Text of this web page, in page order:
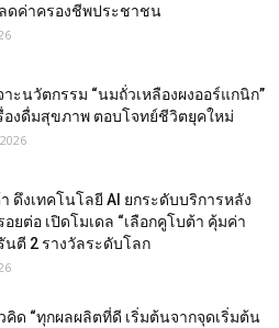
ดค่าครองชีพประชาชน
าะนวัตกรรม “นมถั่วเหลืองผงออร์แกนิก”
องดื่มสุขภาพ ตอบโจทย์ชีวิตยุคใหม่
ดึงเทคโนโลยี AI ยกระดับบริการหลัง
อยต่อ เปิดโมเดล “เลือกคูโบต้า คุ้มค่า
นตี 2 รางวัลระดับโลก
คิด “ทุกผลผลิตที่ดี เริ่มต้นจากจุดเริ่มต้น